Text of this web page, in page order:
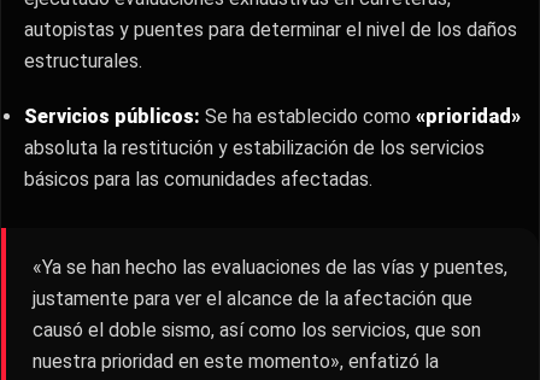
autopistas y puentes para determinar el nivel de los daños
estructurales.
Servicios públicos: Se ha establecido como«prioridad»
absoluta la restitución y estabilización de los servicios
básicos para las comunidades afectadas.
«Ya se han hecho las evaluaciones de las vías y puentes,
justamente para ver el alcance de la afectación que
causó el doble sismo, así como los servicios, que son
nuestra prioridad en este momento», enfatizó la